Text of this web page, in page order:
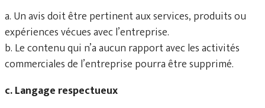
a. Un avis doit être pertinent aux services, produits ou
expériences vécues avec l’entreprise.
b. Le contenu qui n’a aucun rapport avec les activités
commerciales de l’entreprise pourra être supprimé.
c. Langage respectueux